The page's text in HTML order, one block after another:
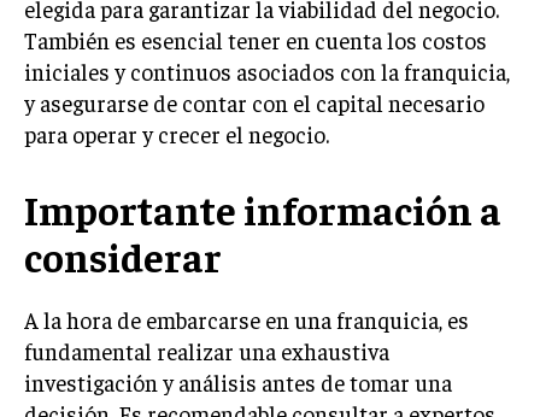
LOGÍSTICA EMPRESARIAL
CALIDAD Y MEJORA CONTINUA
TALENTOS
RECURSOS HUMANOS Y GESTIÓN DEL
COMPENSACIÓN Y BENEFICIOS
RECLUTAMIENTO Y SELECCIÓN
GESTIÓN DEL DESEMPEÑO
CULTURA Y CLIMA ORGANIZACIONAL
elegida para garantizar la viabilidad del negocio.
También es esencial tener en cuenta los costos
iniciales y continuos asociados con la franquicia,
y asegurarse de contar con el capital necesario
para operar y crecer el negocio.
Importante información a
considerar
A la hora de embarcarse en una franquicia, es
fundamental realizar una exhaustiva
investigación y análisis antes de tomar una